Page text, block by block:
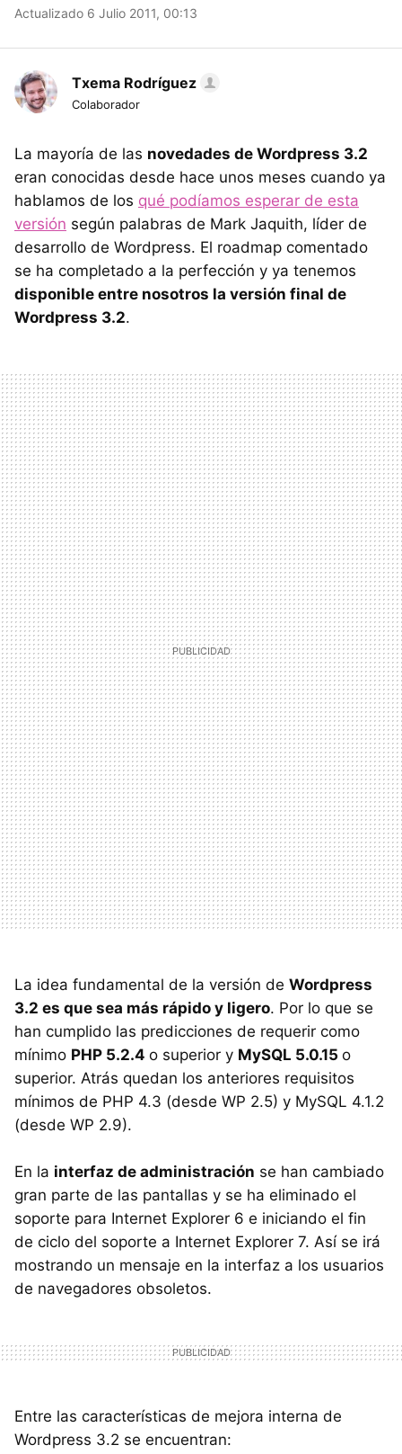
Actualizado 6 Julio 2011, 00:13
Txema Rodríguez
Colaborador
La mayoría de las novedades de Wordpress 3.2
eran conocidas desde hace unos meses cuando ya
hablamos de los qué podíamos esperar de esta
versión según palabras de Mark Jaquith, líder de
desarrollo de Wordpress. El roadmap comentado
se ha completado a la perfección y ya tenemos
disponible entre nosotros la versión final de
Wordpress 3.2.
La idea fundamental de la versión de Wordpress
3.2 es que sea más rápido y ligero. Por lo que se
han cumplido las predicciones de requerir como
mínimo PHP 5.2.4 o superior y MySQL 5.0.15 o
superior. Atrás quedan los anteriores requisitos
mínimos de PHP 4.3 (desde WP 2.5) y MySQL 4.1.2
(desde WP 2.9).
En la interfaz de administración se han cambiado
gran parte de las pantallas y se ha eliminado el
soporte para Internet Explorer 6 e iniciando el fin
de ciclo del soporte a Internet Explorer 7. Así se irá
mostrando un mensaje en la interfaz a los usuarios
de navegadores obsoletos.
Entre las características de mejora interna de
Wordpress 3.2 se encuentran: